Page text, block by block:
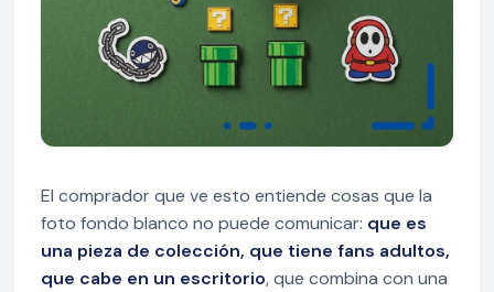
El comprador que ve esto entiende cosas que la
foto fondo blanco no puede comunicar: que es
una pieza de colección, que tiene fans adultos,
que cabe en un escritorio, que combina con una